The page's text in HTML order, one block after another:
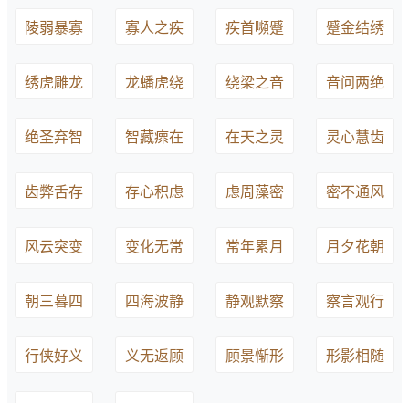
陵弱暴寡 寡人之疾 疾首嚬蹙 蹙金结绣
绣虎雕龙 龙蟠虎绕 绕梁之音 音问两绝
绝圣弃智 智藏瘝在 在天之灵 灵心慧齿
齿弊舌存 存心积虑 虑周藻密 密不通风
风云突变 变化无常 常年累月 月夕花朝
朝三暮四 四海波静 静观默察 察言观行
行侠好义 义无返顾 顾景惭形 形影相随